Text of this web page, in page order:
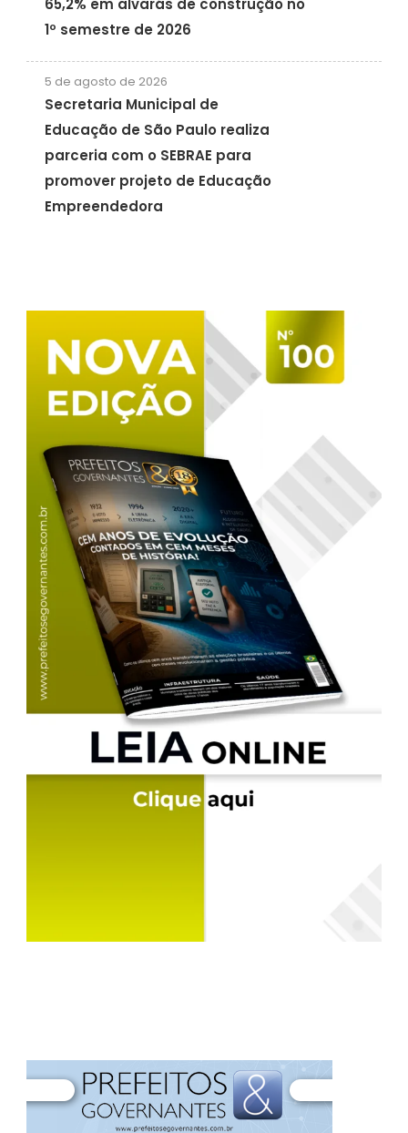
1º semestre de 2026
5 de agosto de 2026
Secretaria Municipal de
Educação de São Paulo realiza
parceria com o SEBRAE para
promover projeto de Educação
Empreendedora